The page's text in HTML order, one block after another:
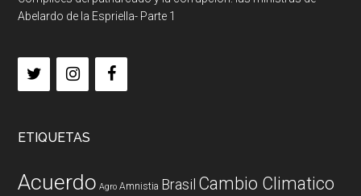
Abelardo de la Espriella- Parte 1
ETIQUETAS
Acuerdo Agro Amnistia Brasil Cambio Climatico